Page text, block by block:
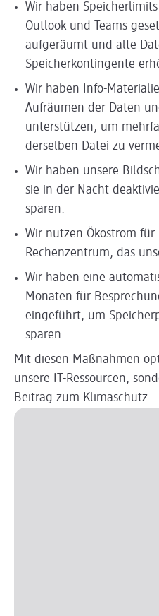
Wir haben
Outlook und Teams
aufgeräumt und alte
Speicherkontingente
Wir haben Info-
Aufräumen der Daten
unterstützen, um
derselben Datei zu
Wir haben unsere
sie in der Nacht
sparen.
Wir nutzen Ökostrom für
Rechenzentrum, das
Wir haben eine
Monaten für
eingeführt, um
sparen.
Mit diesen Maßnahmen
unsere IT-Ressourcen,
Beitrag zum Klimaschutz.
Slider wird geladen ...